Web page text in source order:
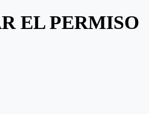
EL PERMISO